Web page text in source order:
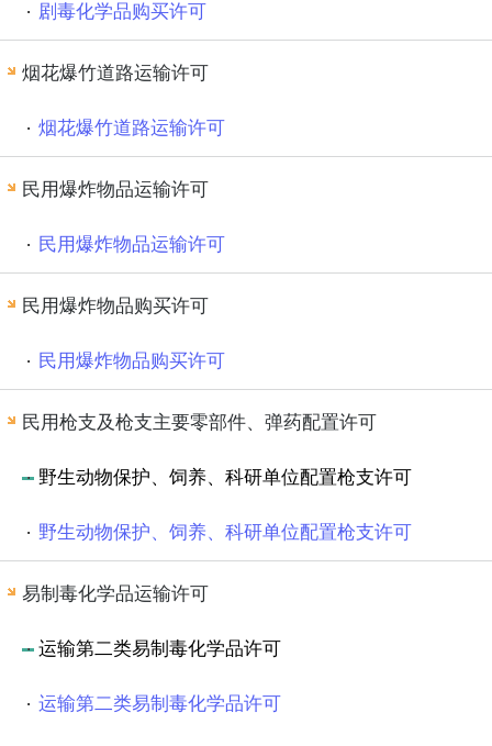
剧毒化学品购买许可
烟花爆竹道路运输许可
烟花爆竹道路运输许可
民用爆炸物品运输许可
民用爆炸物品运输许可
民用爆炸物品购买许可
民用爆炸物品购买许可
民用枪支及枪支主要零部件、弹药配置许可
野生动物保护、饲养、科研单位配置枪支许可
野生动物保护、饲养、科研单位配置枪支许可
易制毒化学品运输许可
运输第二类易制毒化学品许可
运输第二类易制毒化学品许可